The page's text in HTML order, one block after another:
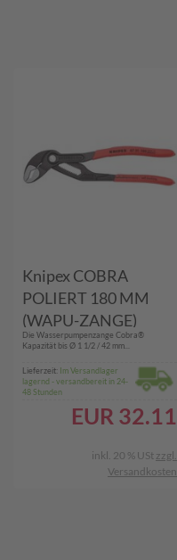
Knipex COBRA
POLIERT 180 MM
(WAPU-ZANGE)
Die Wasserpumpenzange Cobra®
Kapazität bis Ø 1 1/2 / 42 mm...
Lieferzeit: Im Versandlager
lagernd - versandbereit in 24-
48 Stunden
EUR 32.11
inkl. 20 % USt zzgl.
Versandkosten